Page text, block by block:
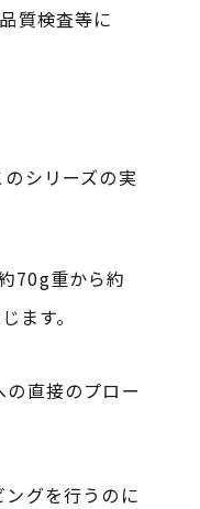
質検査等に
シリーズの実
70g重から約
ます。
直接のプロー
グを行うのに